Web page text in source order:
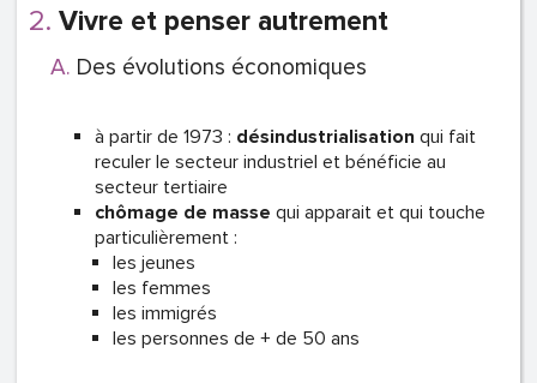
Vivre et penser autrement
Des évolutions économiques
à partir de 1973 : désindustrialisation qui fait
reculer le secteur industriel et bénéficie au
secteur tertiaire
chômage de masse qui apparait et qui touche
particulièrement :
les jeunes
les femmes
les immigrés
les personnes de + de 50 ans